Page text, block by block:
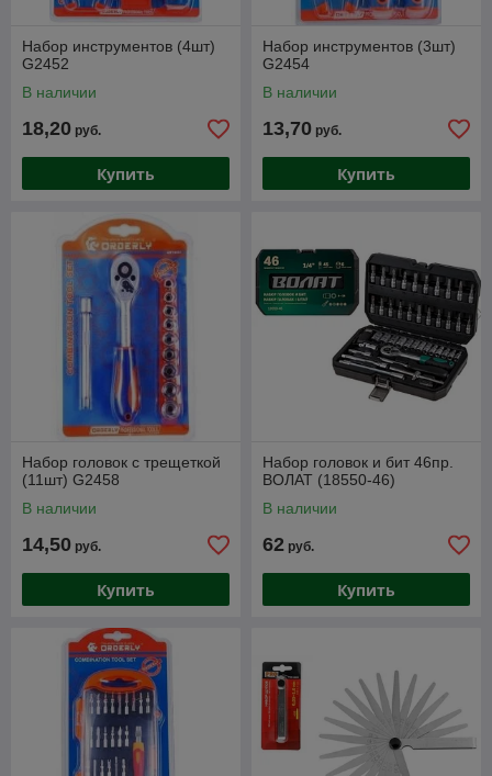
Набор инструментов (4шт)
G2452
В наличии
18,20 руб.
Купить
Набор инструментов (3шт)
G2454
В наличии
13,70 руб.
Купить
Набор головок с трещеткой
(11шт) G2458
В наличии
14,50 руб.
Купить
Набор головок и бит 46пр.
ВОЛАТ (18550-46)
В наличии
62 руб.
Купить